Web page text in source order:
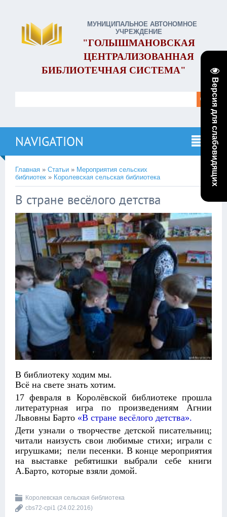
Версия для слабовидящих
МУНИЦИПАЛЬНОЕ АВТОНОМНОЕ
УЧРЕЖДЕНИЕ
"ГОЛЫШМАНОВСКАЯ
ЦЕНТРАЛИЗОВАННАЯ
БИБЛИОТЕЧНАЯ СИСТЕМА"
NAVIGATION
Главная » Статьи » Мероприятия сельских
библиотек » Королевская сельская библиотека
В стране весёлого детства
В библиотеку ходим мы.
Всё на свете знать хотим.
17 февраля в Королёвской библиотеке прошла
литературная игра по произведениям Агнии
Львовны Барто «В стране весёлого детства».
Дети узнали о творчестве детской писательниц;
читали наизусть свои любимые стихи; играли с
игрушками; пели песенки. В конце мероприятия
на выставке ребятишки выбрали себе книги
А.Барто, которые взяли домой.
Королевская сельская библиотека
cbs72-cpi1 (24.02.2016)